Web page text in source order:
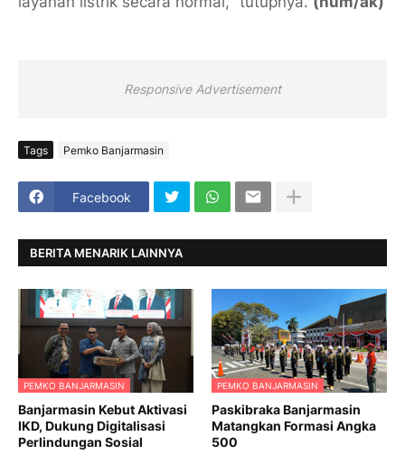
Responsive Advertisement
Tags Pemko Banjarmasin
Facebook
BERITA MENARIK LAINNYA
PEMKO BANJARMASIN
Banjarmasin Kebut Aktivasi
IKD, Dukung Digitalisasi
Perlindungan Sosial
PEMKO BANJARMASIN
Paskibraka Banjarmasin
Matangkan Formasi Angka
500